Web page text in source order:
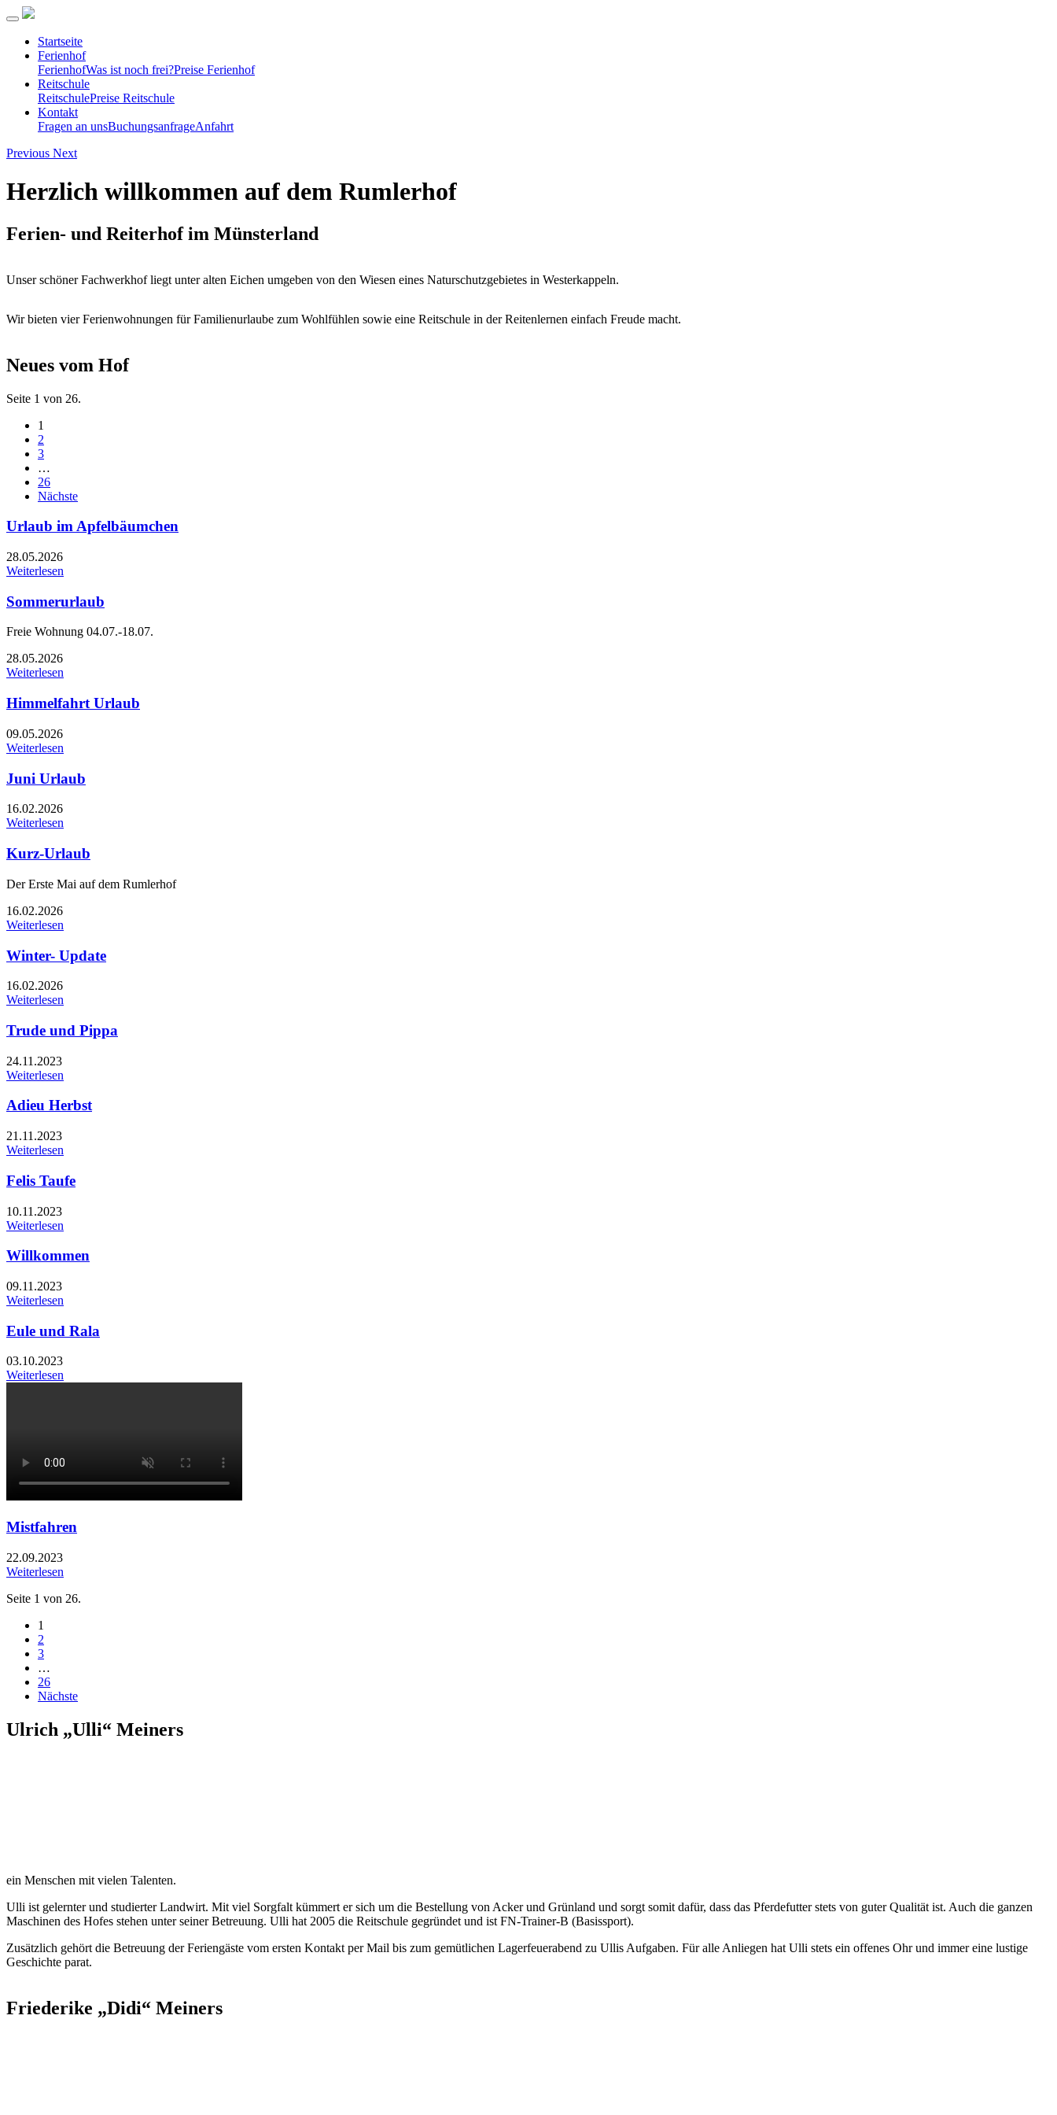
Startseite
Ferienhof
FerienhofWas ist noch frei?Preise Ferienhof
Reitschule
ReitschulePreise Reitschule
Kontakt
Fragen an unsBuchungsanfrageAnfahrt
Previous Next
Herzlich willkommen auf dem Rumlerhof
Ferien- und Reiterhof im Münsterland
Unser schöner Fachwerkhof liegt unter alten Eichen umgeben von den Wiesen eines Naturschutzgebietes in Westerkappeln.
Wir bieten vier Ferienwohnungen für Familienurlaube zum Wohlfühlen sowie eine Reitschule in der Reitenlernen einfach Freude macht.
Neues vom Hof
Seite 1 von 26.
1
2
3
…
26
Nächste
Urlaub im Apfelbäumchen
28.05.2026
Weiterlesen
Sommerurlaub
Freie Wohnung 04.07.-18.07.
28.05.2026
Weiterlesen
Himmelfahrt Urlaub
09.05.2026
Weiterlesen
Juni Urlaub
16.02.2026
Weiterlesen
Kurz-Urlaub
Der Erste Mai auf dem Rumlerhof
16.02.2026
Weiterlesen
Winter- Update
16.02.2026
Weiterlesen
Trude und Pippa
24.11.2023
Weiterlesen
Adieu Herbst
21.11.2023
Weiterlesen
Felis Taufe
10.11.2023
Weiterlesen
Willkommen
09.11.2023
Weiterlesen
Eule und Rala
03.10.2023
Weiterlesen
Mistfahren
22.09.2023
Weiterlesen
Seite 1 von 26.
1
2
3
…
26
Nächste
Ulrich „Ulli“ Meiners
ein Menschen mit vielen Talenten.
Ulli ist gelernter und studierter Landwirt. Mit viel Sorgfalt kümmert er sich um die Bestellung von Acker und Grünland und sorgt somit dafür, dass das Pferdefutter stets von guter Qualität ist. Auch die ganzen
Maschinen des Hofes stehen unter seiner Betreuung. Ulli hat 2005 die Reitschule gegründet und ist FN-Trainer-B (Basissport).
Zusätzlich gehört die Betreuung der Feriengäste vom ersten Kontakt per Mail bis zum gemütlichen Lagerfeuerabend zu Ullis Aufgaben. Für alle Anliegen hat Ulli stets ein offenes Ohr und immer eine lustige
Geschichte parat.
Friederike „Didi“ Meiners